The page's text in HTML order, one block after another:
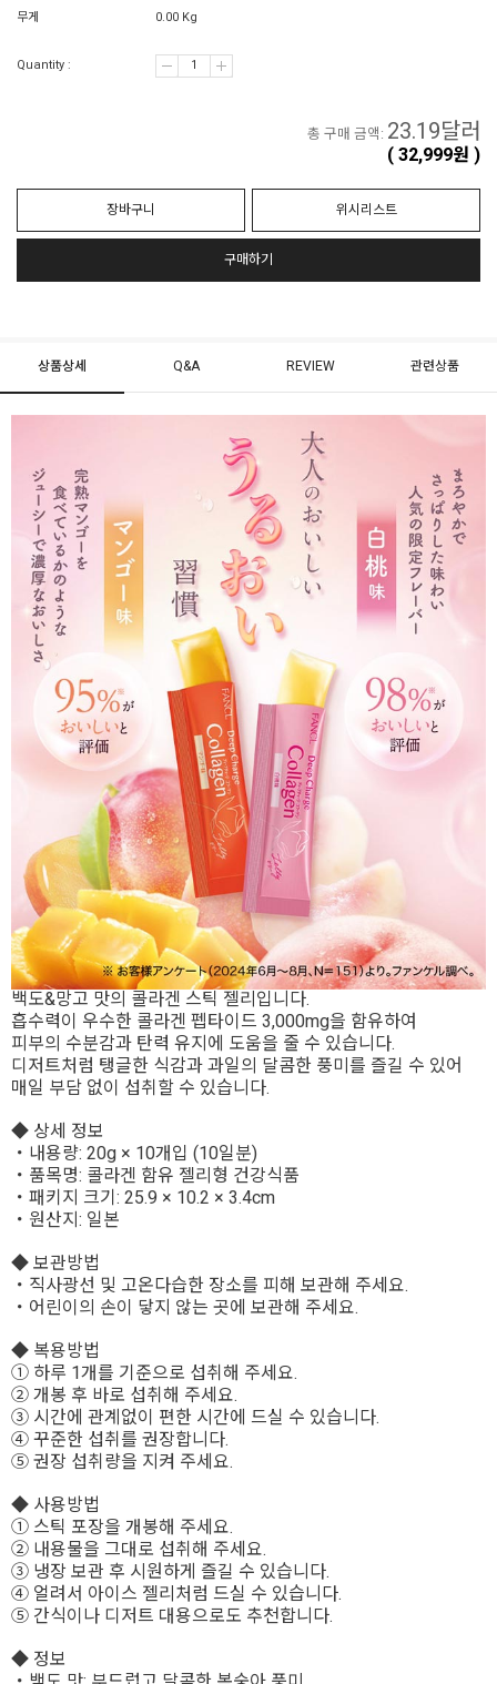
무게 0.00 Kg
Quantity :
총 구매 금액: 23.19달러
(32,999원 )
장바구니 위시리스트
구매하기
상품상세 Q&A REVIEW 관련상품
백도&망고 맛의 콜라겐 스틱 젤리입니다.
흡수력이 우수한 콜라겐 펩타이드 3,000mg을 함유하여
피부의 수분감과 탄력 유지에 도움을 줄 수 있습니다.
디저트처럼 탱글한 식감과 과일의 달콤한 풍미를 즐길 수 있어
매일 부담 없이 섭취할 수 있습니다.
◆ 상세 정보
・내용량: 20g × 10개입 (10일분)
・품목명: 콜라겐 함유 젤리형 건강식품
・패키지 크기: 25.9 × 10.2 × 3.4cm
・원산지: 일본
◆ 보관방법
・직사광선 및 고온다습한 장소를 피해 보관해 주세요.
・어린이의 손이 닿지 않는 곳에 보관해 주세요.
◆ 복용방법
① 하루 1개를 기준으로 섭취해 주세요.
② 개봉 후 바로 섭취해 주세요.
③ 시간에 관계없이 편한 시간에 드실 수 있습니다.
④ 꾸준한 섭취를 권장합니다.
⑤ 권장 섭취량을 지켜 주세요.
◆ 사용방법
① 스틱 포장을 개봉해 주세요.
② 내용물을 그대로 섭취해 주세요.
③ 냉장 보관 후 시원하게 즐길 수 있습니다.
④ 얼려서 아이스 젤리처럼 드실 수 있습니다.
⑤ 간식이나 디저트 대용으로도 추천합니다.
◆ 정보